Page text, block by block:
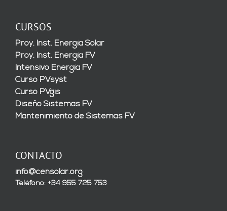
CURSOS
Proy. Inst. Energía Solar
Proy. Inst. Energía FV
Intensivo Energía FV
Curso PVsyst
Curso PVgis
Diseño Sistemas FV
Mantenimiento de Sistemas FV
CONTACTO
info@censolar.org
Teléfono: +34 955 725 753